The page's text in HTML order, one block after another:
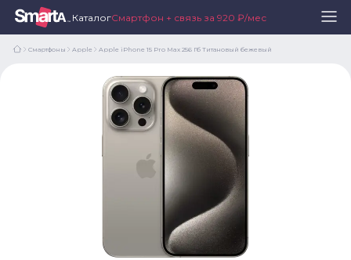
КаталогСмартфон + связь за 920 ₽/мес
Смартфоны Apple Apple iPhone 15 Pro Max 256 Гб Титановый бежевый